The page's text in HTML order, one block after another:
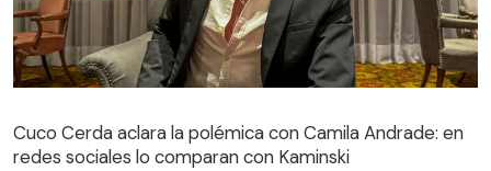
Cuco Cerda aclara la polémica con Camila Andrade: en
redes sociales lo comparan con Kaminski